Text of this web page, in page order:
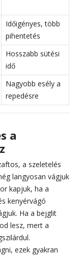
Időigényes, több
pihentetés
Hosszabb sütési
idő
Nagyobb esély a
repedésre
a
a szeletelés
langyosan vágjuk
kapjuk, ha a
kenyérvágó
Ha a bejglit
lesz, mert a
ezek gyakran